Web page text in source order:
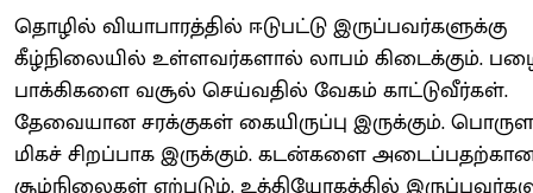
தொழில் வியாபாரத்தில் ஈடுபட்டு இருப்பவர்களுக்கு
கீழ்நிலையில் உள்ளவர்களால் லாபம் கிடைக்கும்.
பாக்கிகளை வசூல் செய்வதில் வேகம் காட்டுவீர்கள்.
தேவையான சரக்குகள் கையிருப்பு இருக்கும்.
மிகச் சிறப்பாக இருக்கும். கடன்களை